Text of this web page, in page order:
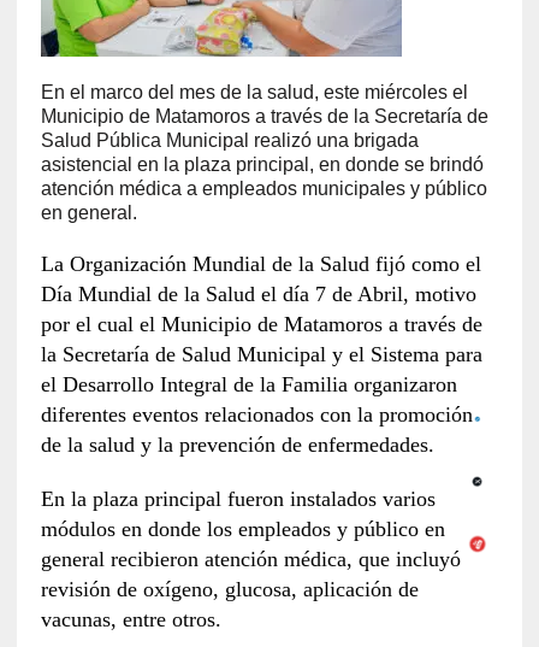
En el marco del mes de la salud, este miércoles el
Municipio de Matamoros a través de la Secretaría de
Salud Pública Municipal realizó una brigada
asistencial en la plaza principal, en donde se brindó
atención médica a empleados municipales y público
en general.
La Organización Mundial de la Salud fijó como el
Día Mundial de la Salud el día 7 de Abril, motivo
por el cual el Municipio de Matamoros a través de
la Secretaría de Salud Municipal y el Sistema para
el Desarrollo Integral de la Familia organizaron
diferentes eventos relacionados con la promoción
de la salud y la prevención de enfermedades.
En la plaza principal fueron instalados varios
módulos en donde los empleados y público en
general recibieron atención médica, que incluyó
revisión de oxígeno, glucosa, aplicación de
vacunas, entre otros.